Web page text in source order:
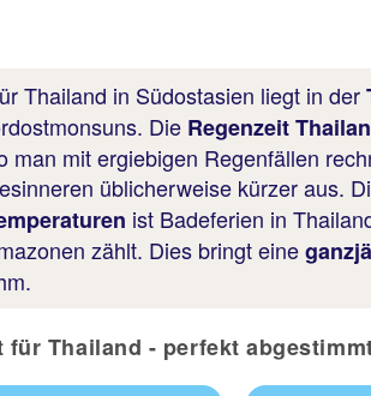
Thailand in Südostasien liegt in der
Die Regenzeit
man mit ergiebigen Regenfällen
üblicherweise kürzer aus.
ist Badeferien in
zählt. Dies bringt eine
für Thailand - perfekt